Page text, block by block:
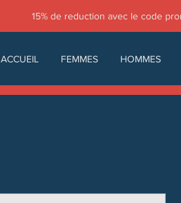
ACCUEIL FEMMES HOMMES
15% de reduction avec le code